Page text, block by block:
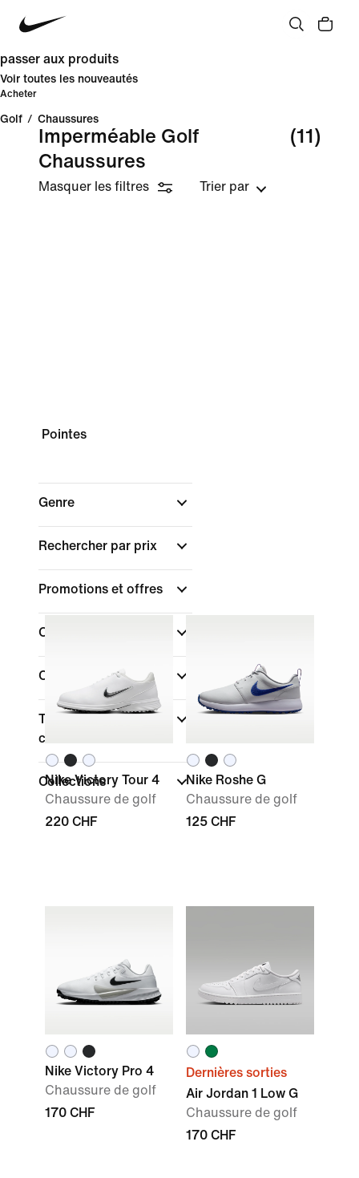
passer aux produits
Voir toutes les nouveautés
Acheter
Golf / Chaussures
Imperméable Golf
Chaussures
(11)
Masquer les filtres Trier par
Pointes
Genre
Rechercher par prix
Promotions et offres
Couleur
Caractéristiques (1)
Type de coupe des
chaussures
Collections
Nike Victory Tour 4
Chaussure de golf
220 CHF
Nike Roshe G
Chaussure de golf
125 CHF
Nike Victory Pro 4
Chaussure de golf
170 CHF
Dernières sorties
Air Jordan 1 Low G
Chaussure de golf
170 CHF